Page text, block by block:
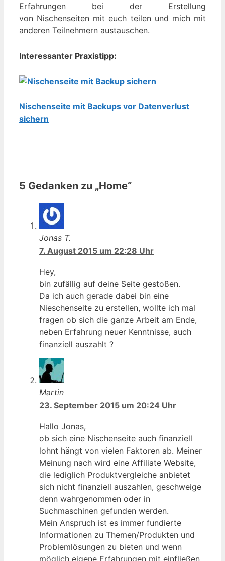
Erfahrungen bei der Erstellung
von Nischenseiten mit euch teilen und mich mit
anderen Teilnehmern austauschen.
Interessanter Praxistipp:
Nischenseite mit Backups vor Datenverlust
sichern
5 Gedanken zu „Home“
Jonas T.
7. August 2015 um 22:28 Uhr
Hey,
bin zufällig auf deine Seite gestoßen.
Da ich auch gerade dabei bin eine
Nieschenseite zu erstellen, wollte ich mal
fragen ob sich die ganze Arbeit am Ende,
neben Erfahrung neuer Kenntnisse, auch
finanziell auszahlt ?
Martin
23. September 2015 um 20:24 Uhr
Hallo Jonas,
ob sich eine Nischenseite auch finanziell
lohnt hängt von vielen Faktoren ab. Meiner
Meinung nach wird eine Affiliate Website,
die lediglich Produktvergleiche anbietet
sich nicht finanziell auszahlen, geschweige
denn wahrgenommen oder in
Suchmaschinen gefunden werden.
Mein Anspruch ist es immer fundierte
Informationen zu Themen/Produkten und
Problemlösungen zu bieten und wenn